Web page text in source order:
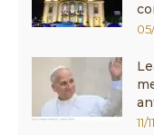
11/